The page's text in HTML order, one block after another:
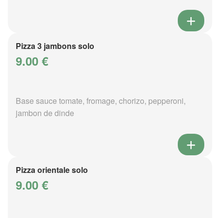
Pizza 3 jambons solo
9.00 €
Base sauce tomate, fromage, chorizo, pepperoni,
jambon de dinde
Pizza orientale solo
9.00 €